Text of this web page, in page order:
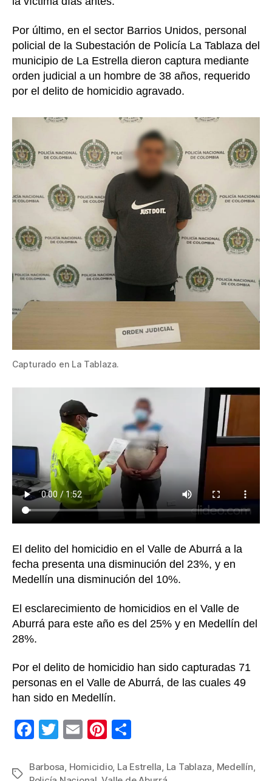
Por último, en el sector Barrios Unidos, personal
policial de la Subestación de Policía La Tablaza del
municipio de La Estrella dieron captura mediante
orden judicial a un hombre de 38 años, requerido
por el delito de homicidio agravado.
Capturado en La Tablaza.
El delito del homicidio en el Valle de Aburrá a la
fecha presenta una disminución del 23%, y en
Medellín una disminución del 10%.
El esclarecimiento de homicidios en el Valle de
Aburrá para este año es del 25% y en Medellín del
28%.
Por el delito de homicidio han sido capturadas 71
personas en el Valle de Aburrá, de las cuales 49
han sido en Medellín.
F
c
T
tt
E
ail
Pi
er m
Etiquetas
Barbosa Homicidio, La Estrella La Tablaza Medellín